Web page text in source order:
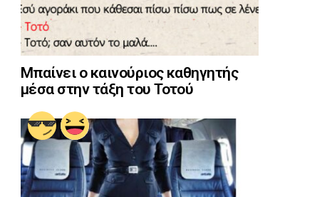
Μπαίνει ο καινούριος καθηγητής
μέσα στην τάξη του Τοτού